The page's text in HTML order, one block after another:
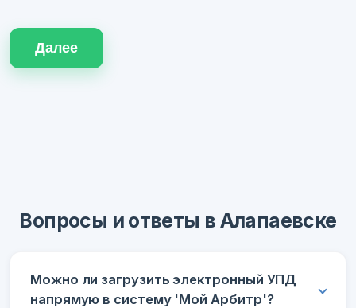
Далее
Вопросы и ответы в Алапаевске
Можно ли загрузить электронный УПД
напрямую в систему 'Мой Арбитр'?